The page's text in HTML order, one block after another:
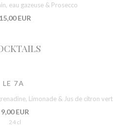
eau gazeuse & Prosecco
15,00 EUR
LE 7A
Limonade & Jus de citron vert
9,00 EUR
24 cl